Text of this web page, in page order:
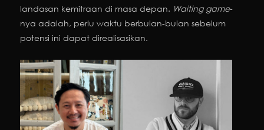
landasan kemitraan di masa depan. Waiting game-
nya adalah, perlu waktu berbulan-bulan sebelum
potensi ini dapat direalisasikan.